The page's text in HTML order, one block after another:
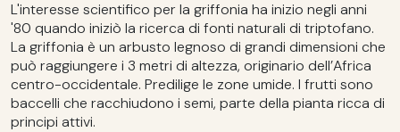
L'interesse scientifico per la griffonia ha inizio negli anni
'80 quando iniziò la ricerca di fonti naturali di triptofano.
La griffonia è un arbusto legnoso di grandi dimensioni che
può raggiungere i 3 metri di altezza, originario dell’Africa
centro-occidentale. Predilige le zone umide. I frutti sono
baccelli che racchiudono i semi, parte della pianta ricca di
principi attivi.